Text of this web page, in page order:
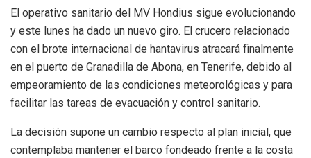
El operativo sanitario del MV Hondius sigue evolucionando
y este lunes ha dado un nuevo giro. El crucero relacionado
con el brote internacional de hantavirus atracará finalmente
en el puerto de Granadilla de Abona, en Tenerife, debido al
empeoramiento de las condiciones meteorológicas y para
facilitar las tareas de evacuación y control sanitario.
La decisión supone un cambio respecto al plan inicial, que
contemplaba mantener el barco fondeado frente a la costa